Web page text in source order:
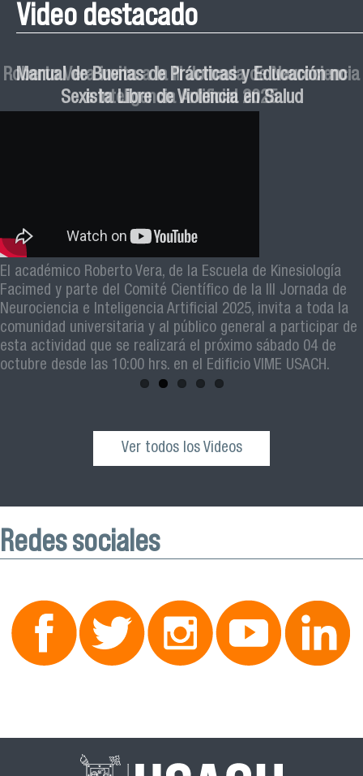
Video destacado
Manual de Buenas de Prácticas y Educación no
Sexista Libre de Violencia en Salud
Roberto Vera invita a la III Jornada de Neurociencia
e Inteligencia Artificial 2025
El académico Roberto Vera, de la Escuela de Kinesiología
Facimed y parte del Comité Científico de la III Jornada de
Neurociencia e Inteligencia Artificial 2025, invita a toda la
comunidad universitaria y al público general a participar de
esta actividad que se realizará el próximo sábado 04 de
octubre desde las 10:00 hrs. en el Edificio VIME USACH.
Jornadas puertas abiertas CESIC
Ceremonia de Graduación Magíster en Salud
Pública cohortes años 2021, 2022 y 2023 FACIMED
Revive la ceremonia de graduación de las y los egresados
de los cohortes 2021, 2022 y 2023 del Magister en Salud
Pública de nuestra facultad
Esteban Aedo: “El uso de tecnología en el deporte
tiene directa relación con la inversión económica”
Ver todos los Videos
Redes sociales